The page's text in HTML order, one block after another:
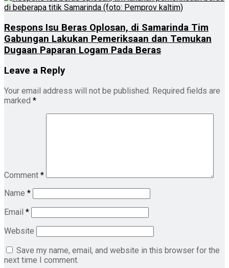
Respons Isu Beras Oplosan, di Samarinda Tim
Gabungan Lakukan Pemeriksaan dan Temukan
Dugaan Paparan Logam Pada Beras
Leave a Reply
Your email address will not be published. Required fields are
marked *
Comment *
Name *
Email *
Website
Save my name, email, and website in this browser for the
next time I comment.